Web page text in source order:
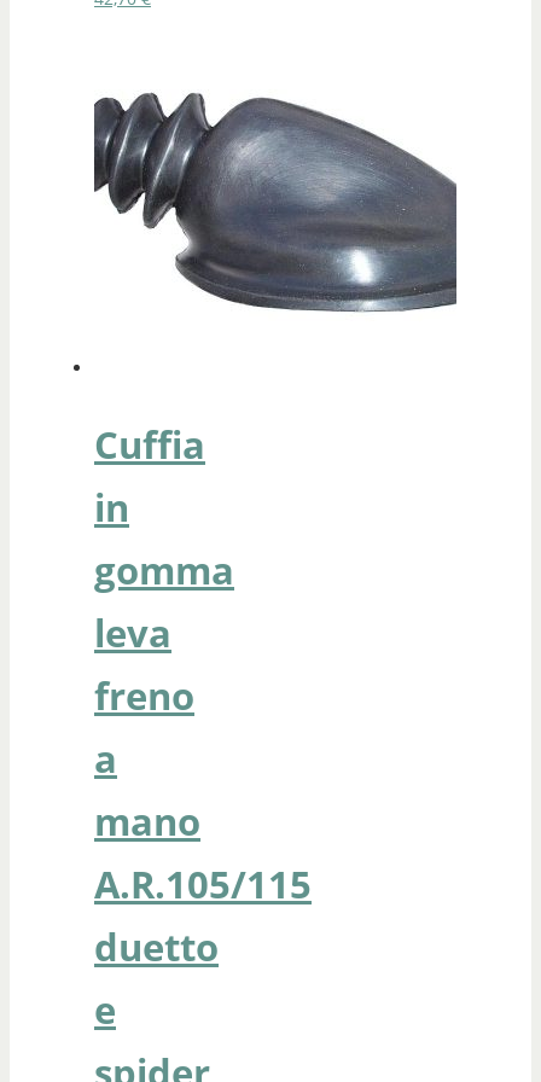
Cuffia
in
gomma
leva
freno
a
mano
A.R.105/115
duetto
e